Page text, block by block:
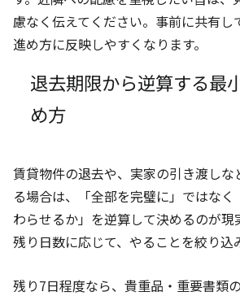
慮なく伝えてください。事前に共有し
進め方に反映しやすくなります。
退去期限から逆算する最
め方
賃貸物件の退去や、実家の引き渡しな
る場合は、「全部を完璧に」ではな
わらせるか」を逆算して決めるのが現
残り日数に応じて、やることを絞り込
残り7日程度なら、貴重品・重要書類